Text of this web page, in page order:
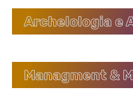
Archelologia e
Managment &